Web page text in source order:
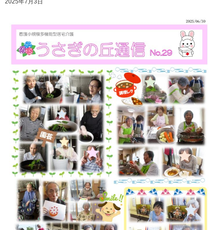
2025年7月3日